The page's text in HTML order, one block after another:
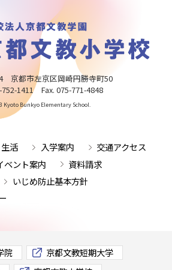
京都市左京区岡崎円勝寺町50
752-1411 Fax. 075-771-4848
Kyoto Bunkyo Elementary School.
生活 入学案内
交通アクセス
ベント案内
資料請求
いじめ防止基本方針
院
京都文教短期大学